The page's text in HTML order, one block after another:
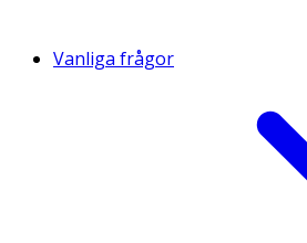
Vanliga frågor